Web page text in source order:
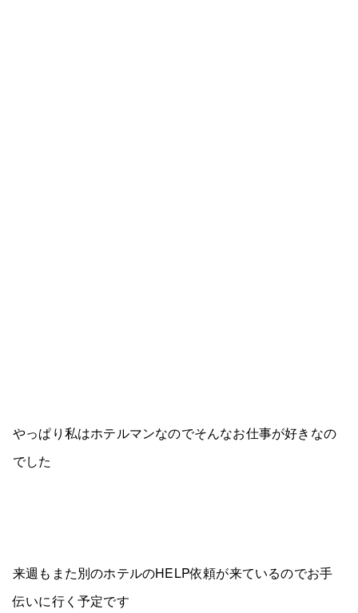
やっぱり私はホテルマンなのでそんなお仕事が好きなの
でした
来週もまた別のホテルのHELP依頼が来ているのでお手
伝いに行く予定です